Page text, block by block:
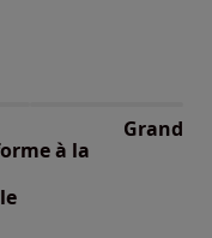
Grand
à la